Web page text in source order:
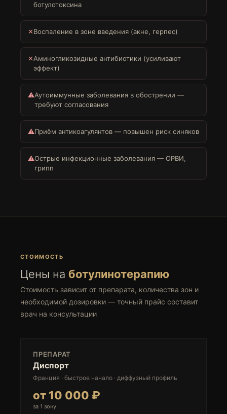
ботулотоксина
✕Воспаление в зоне введения (акне, герпес)
✕Аминогликозидные антибиотики (усиливают
эффект)
⚠Аутоиммунные заболевания в обострении —
требуют согласования
⚠Приём антикоагулянтов — повышен риск синяков
⚠Острые инфекционные заболевания — ОРВИ,
грипп
СТОИМОСТЬ
Цены на ботулинотерапию
Стоимость зависит от препарата, количества зон и
необходимой дозировки — точный прайс составит
врач на консультации
ПРЕПАРАТ
Диспорт
Франция · быстрое начало · диффузный профиль
от 10 000 ₽
за 1 зону